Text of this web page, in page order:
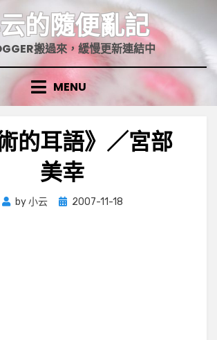
的隨便亂記
搬過來，緩慢更新連結中
MENU
的耳語》／宮部
美幸
by小云
Posted
2007-11-18